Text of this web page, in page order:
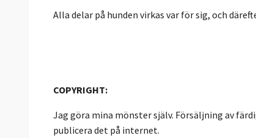
Alla delar på hunden virkas var för sig, och
COPYRIGHT:
Jag göra mina mönster själv. Försäljning av
publicera det på internet.